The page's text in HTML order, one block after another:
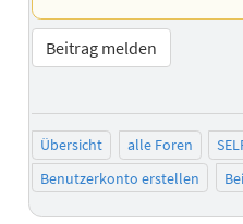
Beitrag melden
Übersicht alle Foren
Benutzerkonto erstellen